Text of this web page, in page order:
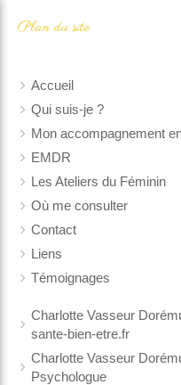
Plan du site
Accueil
Qui suis-je ?
Mon accompagnement
EMDR
Les Ateliers du Féminin
Où me consulter
Contact
Liens
Témoignages
Charlotte Vasseur
sante-bien-etre.fr
Charlotte Vasseur
Psychologue